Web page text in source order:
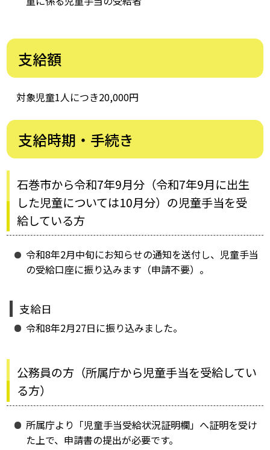
支給額
対象児童1人につき20,000円
支給時期・手続き
石巻市から令和7年9月分（令和7年9月に出生
した児童については10月分）の児童手当を受
給している方
令和8年2月中旬にお知らせの通知を送付し、児童手当
の受給口座に振り込みます（申請不要）。
支給日
令和8年2月27日に振り込みました。
公務員の方（所属庁から児童手当を受給してい
る方）
所属庁より「児童手当受給状況証明欄」へ証明を受け
た上で、申請書の提出が必要です。